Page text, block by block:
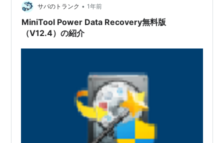
サバのトランク • 1年前
MiniTool Power Data Recovery無料版
（V12.4）の紹介